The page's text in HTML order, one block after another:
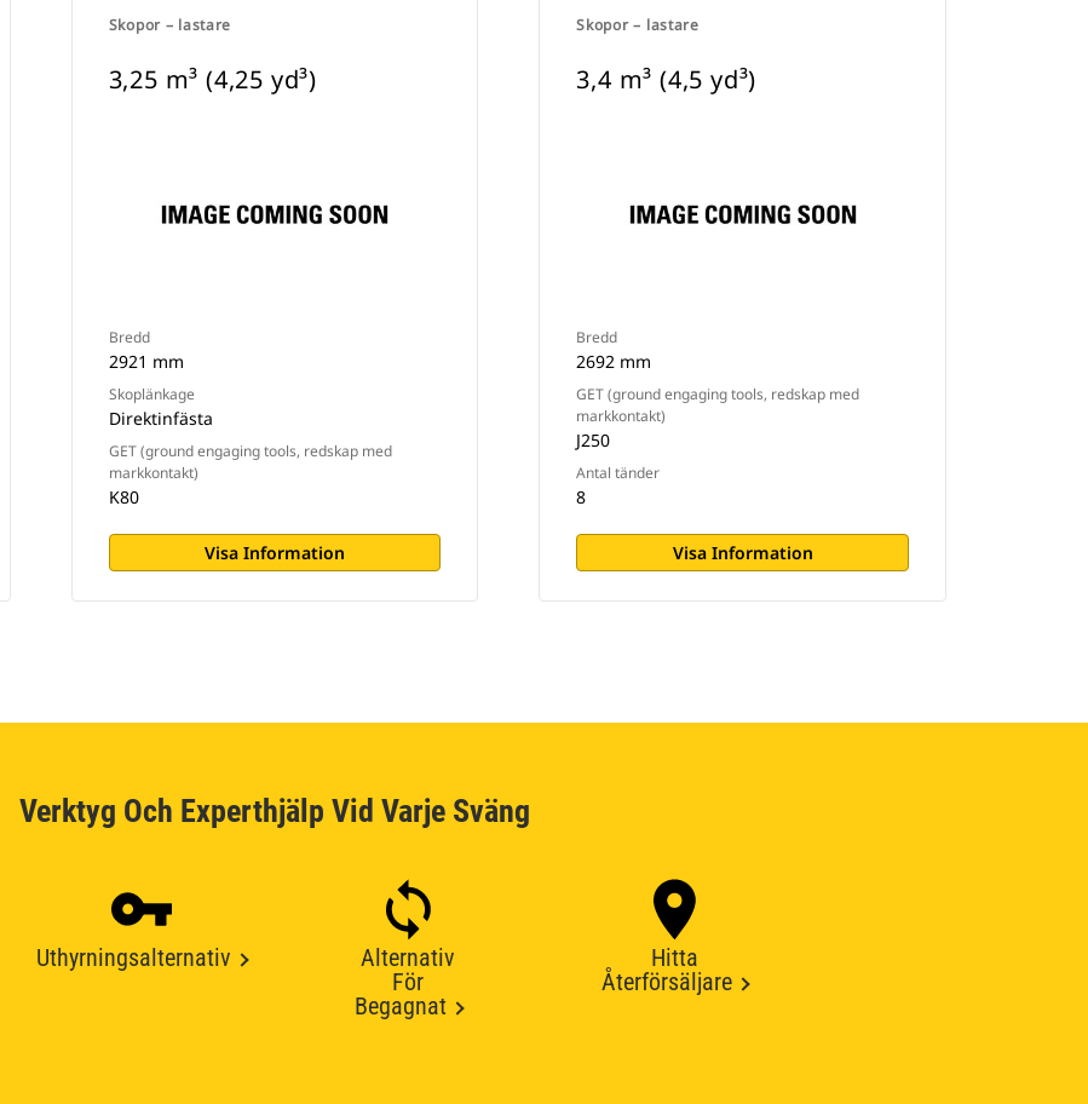
Skopor – lastare
3,25 m³ (4,25 yd³)
Bredd
2921 mm
Skoplänkage
Direktinfästa
GET (ground engaging tools, redskap med
markkontakt)
K80
Visa Information
Skopor – lastare
3,4 m³ (4,5 yd³)
Bredd
2692 mm
GET (ground engaging tools, redskap med
markkontakt)
J250
Antal tänder
8
Visa Information
Verktyg Och Experthjälp Vid Varje Sväng
Uthyrningsalternativ
Alternativ
För
Begagnat
Hitta
Återförsäljare